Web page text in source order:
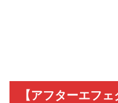
【アフターエフ